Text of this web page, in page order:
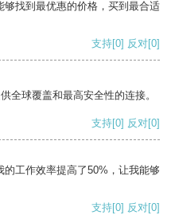
找到最优惠的价格，买到最合适
支持[0] 反对[0]
全球覆盖和最高安全性的连接。
支持[0] 反对[0]
工作效率提高了50%，让我能够
支持[0] 反对[0]